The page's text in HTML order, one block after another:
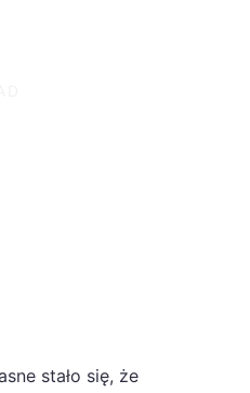
stało się, że